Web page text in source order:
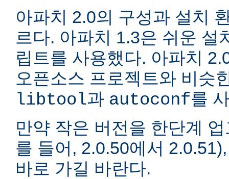
아파치 2.0의 구성과 설치
르다. 아파치 1.3은 쉬운 설
립트를 사용했다. 아파치
오픈소스 프로젝트와 비슷
libtool과 autoconf를
만약 작은 버전을 한단계
를 들어, 2.0.50에서
바로 가길 바란다.